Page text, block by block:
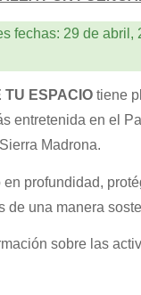
fechas: 29 de abril,
ESPACIO tiene
entretenida en el
Madrona.
profundidad,
de una manera
sobre las